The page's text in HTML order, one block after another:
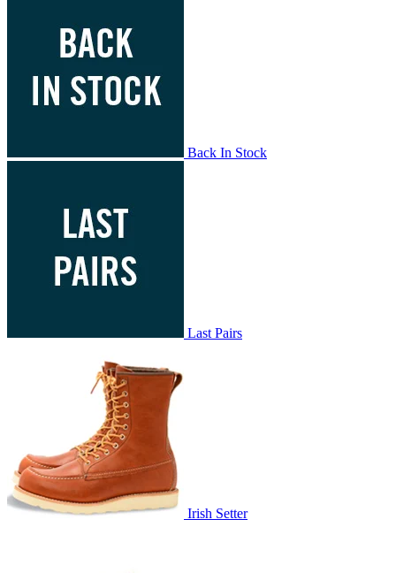
Back In Stock
Last Pairs
Irish Setter